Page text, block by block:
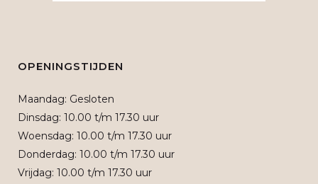
OPENINGSTIJDEN
Maandag: Gesloten
Dinsdag: 10.00 t/m 17.30 uur
Woensdag: 10.00 t/m 17.30 uur
Donderdag: 10.00 t/m 17.30 uur
Vrijdag: 10.00 t/m 17.30 uur